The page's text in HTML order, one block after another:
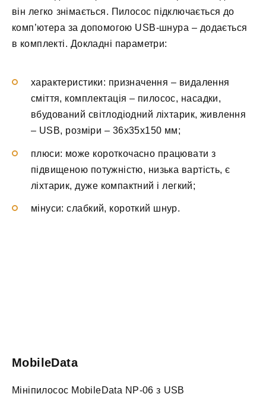
він легко знімається. Пилосос підключається до
комп’ютера за допомогою USB-шнура – додається
в комплекті. Докладні параметри:
характеристики: призначення – видалення
сміття, комплектація – пилосос, насадки,
вбудований світлодіодний ліхтарик, живлення
– USB, розміри – 36х35х150 мм;
плюси: може короткочасно працювати з
підвищеною потужністю, низька вартість, є
ліхтарик, дуже компактний і легкий;
мінуси: слабкий, короткий шнур.
MobileData
Мініпилосос MobileData NP-06 з USB